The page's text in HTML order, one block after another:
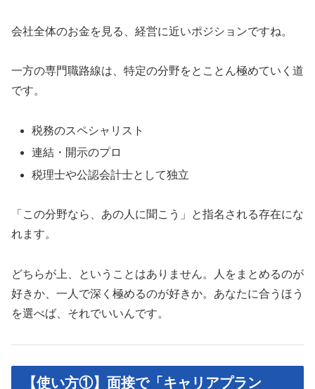
会社全体のお金を見る、経営に近いポジションですね。
一方の専門職路線は、特定の分野をとことん極めていく道
です。
税務のスペシャリスト
連結・開示のプロ
税理士や公認会計士として独立
「この分野なら、あの人に聞こう」と指名される存在にな
れます。
どちらが上、ということはありません。人をまとめるのが
好きか、一人で深く極めるのが好きか。あなたに合うほう
を選べば、それでいいんです。
【使い方①】面接で「キャリアプラン